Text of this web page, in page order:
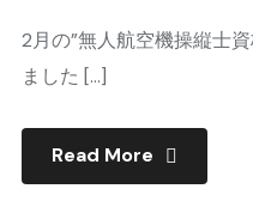
2月の”無人航空機操縦士
ました […]
Read More